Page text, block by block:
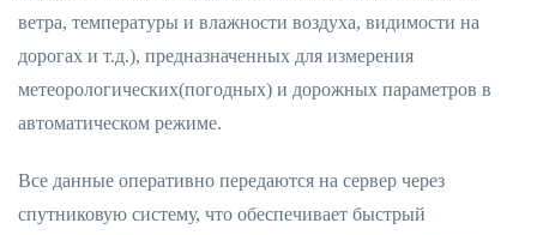
ветра, температуры и влажности воздуха, видимости на
дорогах и т.д.), предназначенных для измерения
метеорологических(погодных) и дорожных параметров в
автоматическом режиме.
Все данные оперативно передаются на сервер через
спутниковую систему, что обеспечивает быстрый